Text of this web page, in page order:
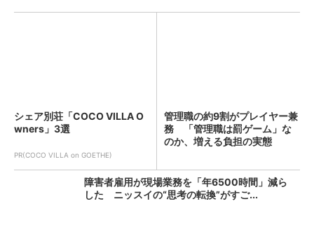
シェア別荘「COCO VILLA O
wners」3選
PR(COCO VILLA on GOETHE)
管理職の約9割がプレイヤー兼
務 「管理職は罰ゲーム」な
のか、増える負担の実態
障害者雇用が現場業務を「年6500時間」減ら
した ニッスイの“思考の転換”がすご...